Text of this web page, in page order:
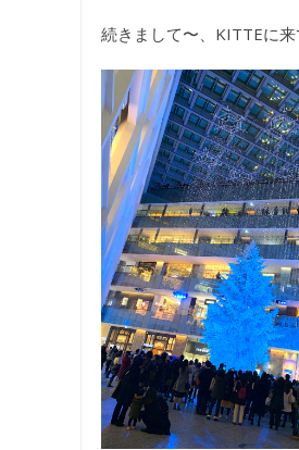
続きまして〜、KITTEに来